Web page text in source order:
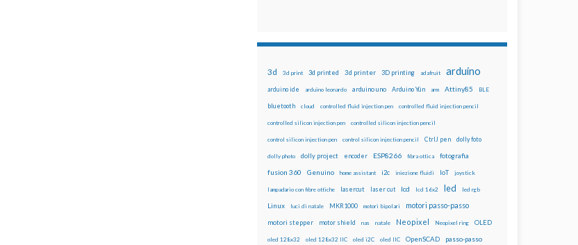
3d 3d print 3d printed 3d printer 3D printing adafruit arduino
arduino ide arduino leonardo arduino uno Arduino Yún arm Attiny85 BLE
bluetooth cloud controlled fluid injection pen controlled fluid injection pencil
controlled silicon injection pen controlled silicon injection pencil
control silicon injection pen control silicon injection pencil CtrlJ pen dolly foto
dolly photo dolly project encoder ESP8266 fibra ottica fotografia
fusion 360 Genuino home assistant i2c iniezione fluidi IoT joystick
lampadario con fibre ottiche lasercut laser cut lcd lcd 16x2 led led rgb
Linux luci di natale MKR1000 motori bipolari motori passo-passo
motori stepper motor shield nas natale Neopixel Neopixel ring OLED
oled 128x32 oled 128x32 IIC oled i2C oled IIC OpenSCAD passo-passo